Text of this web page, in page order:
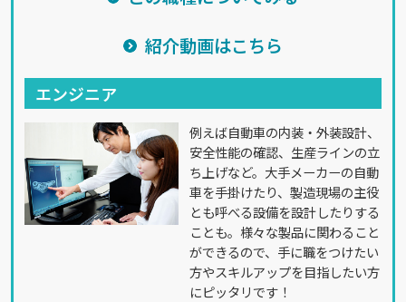
紹介動画はこちら
エンジニア
例えば自動車の内装・外装設計、
安全性能の確認、生産ラインの立
ち上げなど。大手メーカーの自動
車を手掛けたり、製造現場の主役
とも呼べる設備を設計したりする
ことも。様々な製品に関わること
ができるので、手に職をつけたい
方やスキルアップを目指したい方
にピッタリです！